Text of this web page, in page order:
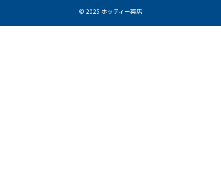
© 2025 ホッティー薬店